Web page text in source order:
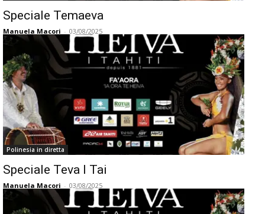
Speciale Temaeva
Manuela Macori - 03/08/2025
Polinesia in diretta
Speciale Teva I Tai
Manuela Macori - 03/08/2025